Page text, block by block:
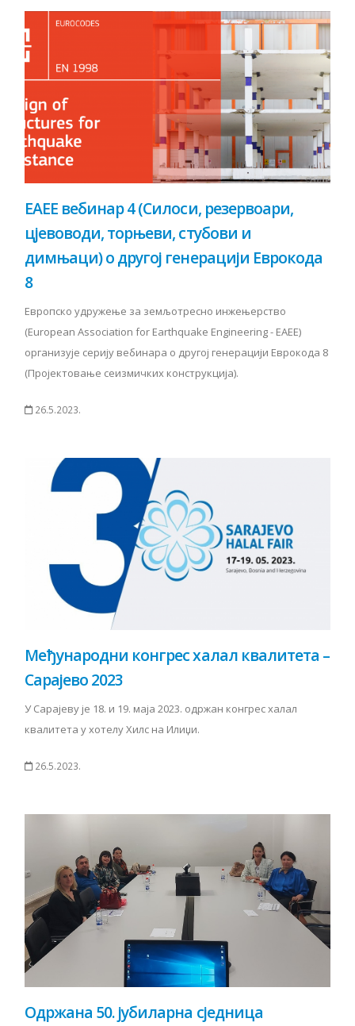
EAEE вебинар 4 (Силоси, резервоари,
цјевоводи, торњеви, стубови и
димњаци) о другој генерацији Еврокода
8
Европско удружење за земљотресно инжењерство
(European Association for Earthquake Engineering - EAEE)
организује серију вебинара о другој генерацији Еврокода 8
(Пројектовање сеизмичких конструкција).
26.5.2023.
Међународни конгрес халал квалитета –
Сарајево 2023
У Сарајеву је 18. и 19. маја 2023. одржан конгрес халал
квалитета у хотелу Хилс на Илиџи.
26.5.2023.
Одржана 50. јубиларна сједница